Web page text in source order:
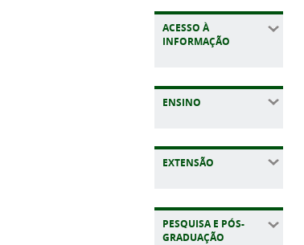
ACESSO À
INFORMAÇÃO
ENSINO
EXTENSÃO
PESQUISA E PÓS-
GRADUAÇÃO